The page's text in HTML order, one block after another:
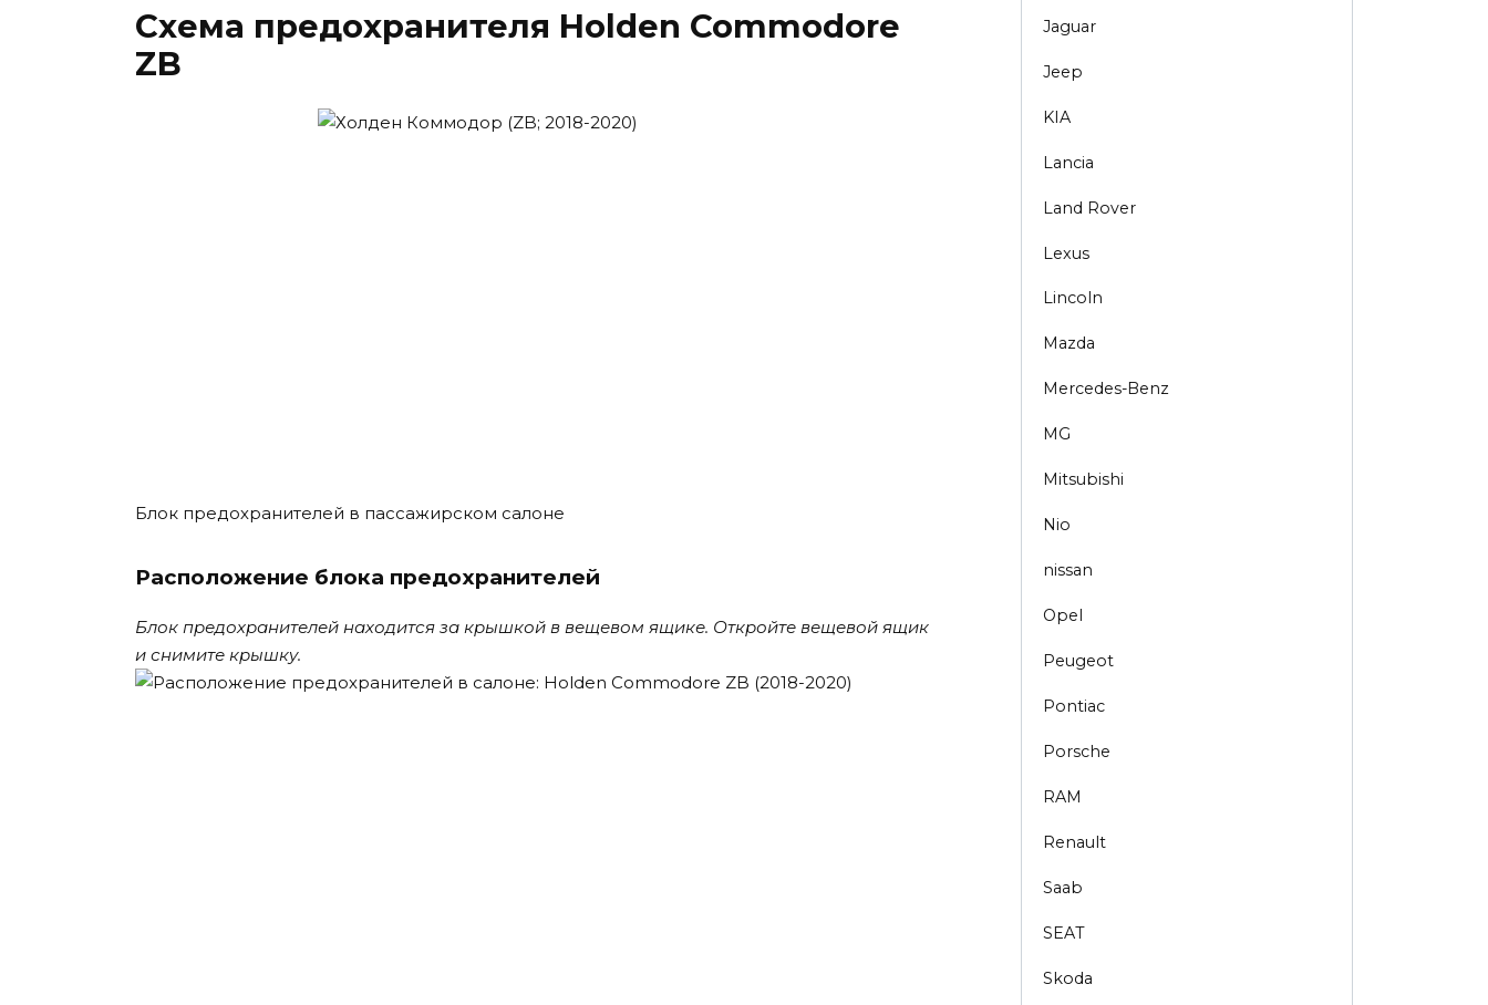
Схема предохранителя Holden Commodore
ZB
Блок предохранителей в пассажирском салоне
Расположение блока предохранителей
Блок предохранителей находится за крышкой в ​​вещевом ящике. Откройте вещевой ящик
и снимите крышку.
Jaguar
Jeep
KIA
Lancia
Land Rover
Lexus
Lincoln
Mazda
Mercedes-Benz
MG
Mitsubishi
Nio
nissan
Opel
Peugeot
Pontiac
Porsche
RAM
Renault
Saab
SEAT
Skoda